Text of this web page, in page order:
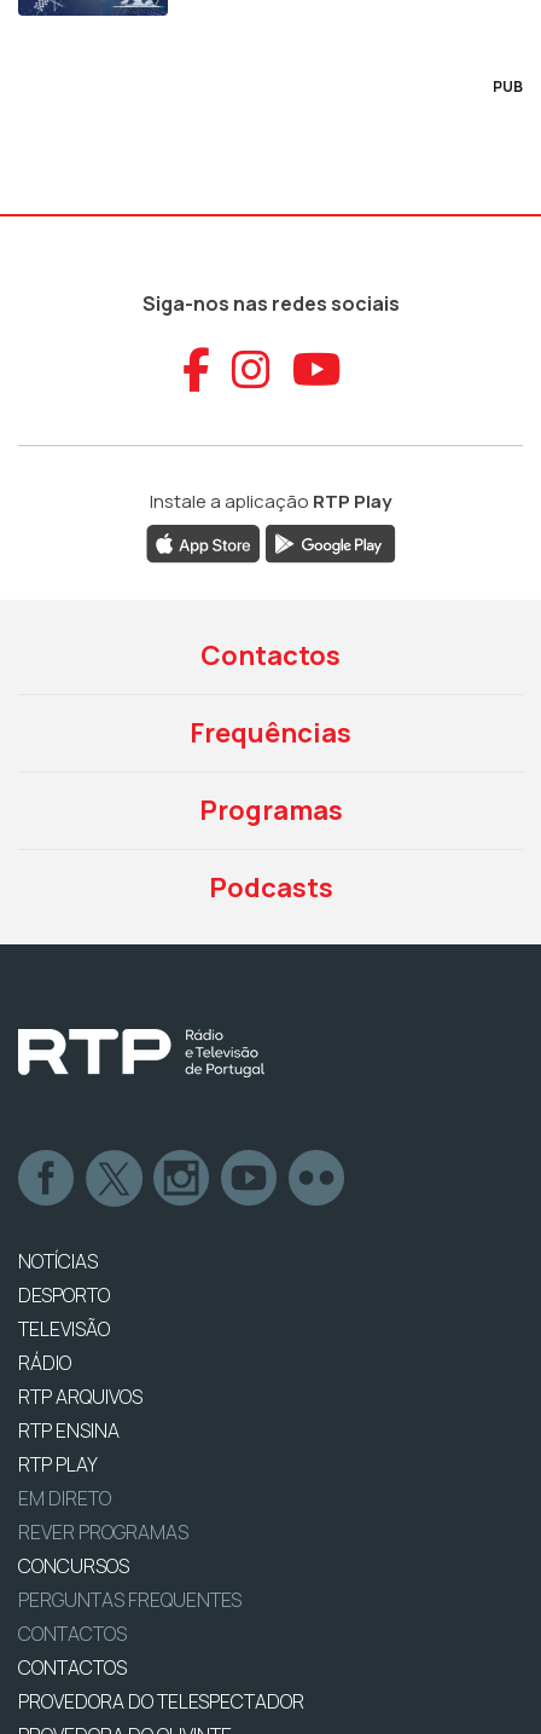
PUB
Siga-nos nas redes sociais
Aceder ao
Aceder ao
Aceder
Instale a aplicação RTP Play
Contactos
Frequências
Programas
Podcasts
NOTÍCIAS
DESPORTO
TELEVISÃO
RÁDIO
RTP ARQUIVOS
RTP ENSINA
RTP PLAY
EM DIRETO
REVER PROGRAMAS
CONCURSOS
PERGUNTAS FREQUENTES
CONTACTOS
CONTACTOS
PROVEDORA DO TELESPECTADOR